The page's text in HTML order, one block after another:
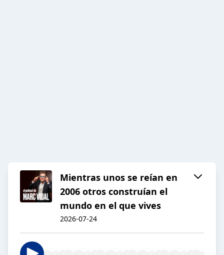
Mientras unos se reían en
2006 otros construían el
mundo en el que vives
2026-07-24